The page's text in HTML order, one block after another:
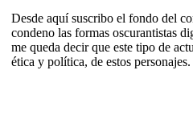
Desde aquí suscribo el fondo del
condeno las formas oscurantistas
me queda decir que este tipo de
ética y política, de estos personajes.